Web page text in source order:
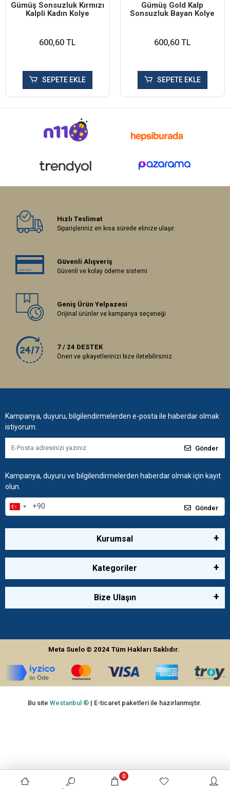
Gümüş Sonsuzluk Kırmızı
Kalpli Kadın Kolye
600,60 TL
SEPETE EKLE
Gümüş Gold Kalp
Sonsuzluk Bayan Kolye
600,60 TL
SEPETE EKLE
Hızlı Teslimat
Siparişleriniz en kısa sürede elinize ulaşır.
Güvenli Alışveriş
Güvenli ve kolay ödeme sistemi
Geniş Ürün Yelpazesi
Orijinal ürünler ve kampanya seçeneği
7 / 24 DESTEK
Öneri ve şikayetlerinizi bize iletebilirsiniz.
Kampanya, duyuru, bilgilendirmelerden e-posta ile haberdar olmak
istiyorum.
Gönder
Kampanya, duyuru ve bilgilendirmelerden haberdar olmak için kayıt
olun.
Gönder
Kurumsal
Kategoriler
Bize Ulaşın
Meta Suelo © 2024Tüm Hakları Saklıdır.
0
Bu siteWestanbul ® | E-ticaret paketleri ile hazırlanmıştır.